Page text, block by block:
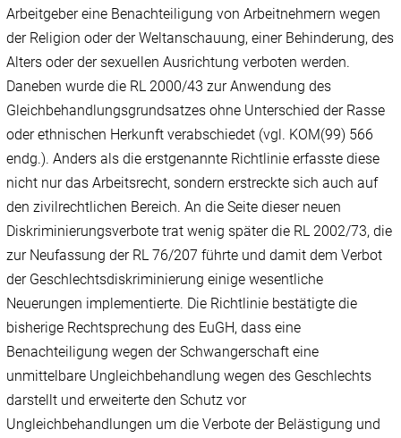
Arbeitgeber eine Benachteiligung von Arbeitnehmern wegen
der Religion oder der Weltanschauung, einer Behinderung, des
Alters oder der sexuellen Ausrichtung verboten werden.
Daneben wurde die RL 2000/43 zur Anwendung des
Gleichbehandlungsgrundsatzes ohne Unterschied der Rasse
oder ethnischen Herkunft verabschiedet (vgl. KOM(99) 566
endg.). Anders als die erstgenannte Richtlinie erfasste diese
nicht nur das Arbeitsrecht, sondern erstreckte sich auch auf
den zivilrechtlichen Bereich. An die Seite dieser neuen
Diskriminierungsverbote trat wenig später die RL 2002/73, die
zur Neufassung der RL 76/207 führte und damit dem Verbot
der Geschlechtsdiskriminierung einige wesentliche
Neuerungen implementierte. Die Richtlinie bestätigte die
bisherige Rechtsprechung des EuGH, dass eine
Benachteiligung wegen der Schwangerschaft eine
unmittelbare Ungleichbehandlung wegen des Geschlechts
darstellt und erweiterte den Schutz vor
Ungleichbehandlungen um die Verbote der Belästigung und